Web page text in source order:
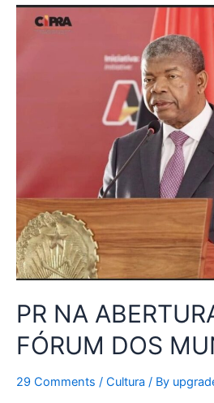
PR NA
FÓRUM DOS
29 Comments / Cultura / By